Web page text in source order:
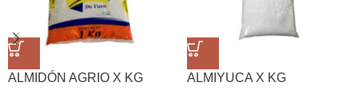
ALMIDÓN AGRIO X KG ALMIYUCA X KG